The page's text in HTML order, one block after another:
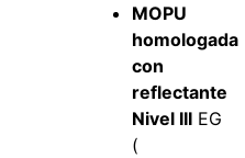
MOPU
homologada
con
reflectante
Nivel III EG
(